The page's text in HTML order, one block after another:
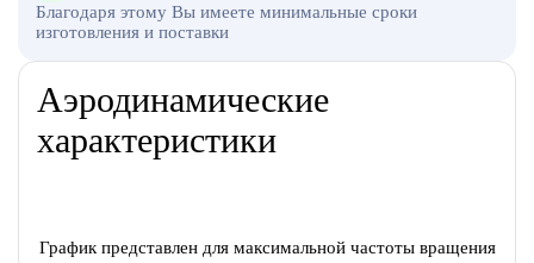
Благодаря этому Вы имеете минимальные сроки
изготовления и поставки
Аэродинамические
характеристики
График представлен для максимальной частоты вращения